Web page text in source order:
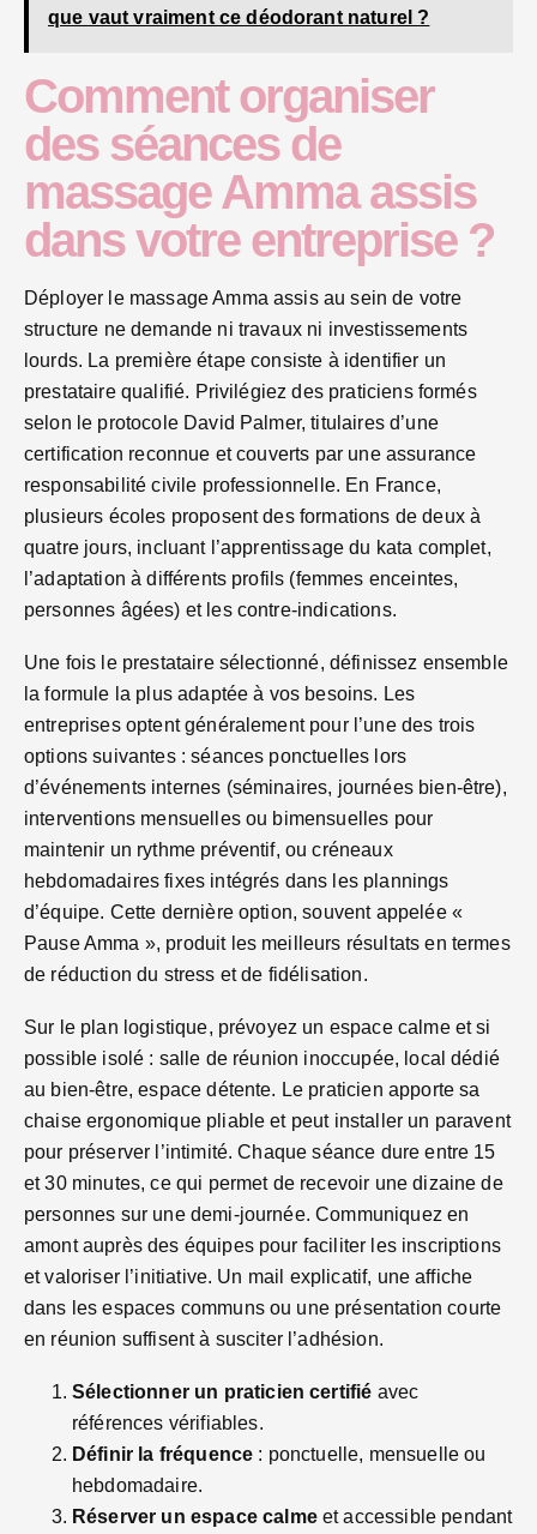
que vaut vraiment ce déodorant naturel ?
Comment organiser
des séances de
massage Amma assis
dans votre entreprise ?
Déployer le massage Amma assis au sein de votre
structure ne demande ni travaux ni investissements
lourds. La première étape consiste à identifier un
prestataire qualifié. Privilégiez des praticiens formés
selon le protocole David Palmer, titulaires d’une
certification reconnue et couverts par une assurance
responsabilité civile professionnelle. En France,
plusieurs écoles proposent des formations de deux à
quatre jours, incluant l’apprentissage du kata complet,
l’adaptation à différents profils (femmes enceintes,
personnes âgées) et les contre-indications.
Une fois le prestataire sélectionné, définissez ensemble
la formule la plus adaptée à vos besoins. Les
entreprises optent généralement pour l’une des trois
options suivantes : séances ponctuelles lors
d’événements internes (séminaires, journées bien-être),
interventions mensuelles ou bimensuelles pour
maintenir un rythme préventif, ou créneaux
hebdomadaires fixes intégrés dans les plannings
d’équipe. Cette dernière option, souvent appelée «
Pause Amma », produit les meilleurs résultats en termes
de réduction du stress et de fidélisation.
Sur le plan logistique, prévoyez un espace calme et si
possible isolé : salle de réunion inoccupée, local dédié
au bien-être, espace détente. Le praticien apporte sa
chaise ergonomique pliable et peut installer un paravent
pour préserver l’intimité. Chaque séance dure entre 15
et 30 minutes, ce qui permet de recevoir une dizaine de
personnes sur une demi-journée. Communiquez en
amont auprès des équipes pour faciliter les inscriptions
et valoriser l’initiative. Un mail explicatif, une affiche
dans les espaces communs ou une présentation courte
en réunion suffisent à susciter l’adhésion.
Sélectionner un praticien certifié avec
références vérifiables.
Définir la fréquence : ponctuelle, mensuelle ou
hebdomadaire.
Réserver un espace calmeet accessible pendant